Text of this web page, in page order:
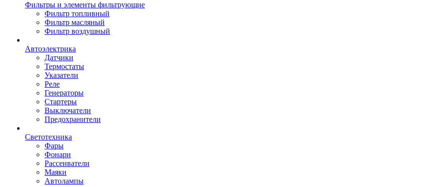
Фильтры и элементы фильтрующие
Фильтр топливный
Фильтр масляный
Фильтр воздушный
Автоэлектрика
Датчики
Термостаты
Указатели
Реле
Генераторы
Стартеры
Выключатели
Предохранители
Светотехника
Фары
Фонари
Рассеиватели
Маяки
Автолампы